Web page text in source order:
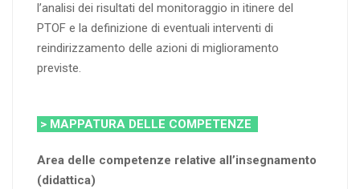
l’analisi dei risultati del monitoraggio in itinere del
PTOF e la definizione di eventuali interventi di
reindirizzamento delle azioni di miglioramento
previste.
> MAPPATURA DELLE COMPETENZE
Area delle competenze relative all’insegnamento
(didattica)